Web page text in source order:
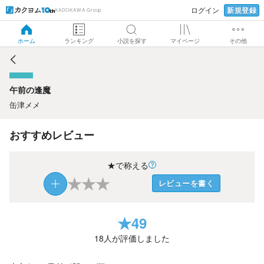
KADOKAWA Group ログイン 新規登録
ホーム ランキング 小説を探す マイページ その他
午前の逢魔
午前の逢魔
缶津メメ
おすすめレビュー
★で称える
★★★ レビューを書く
★49
18人が評価しました